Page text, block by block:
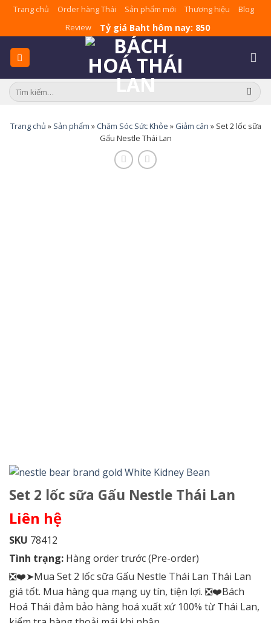
Skip
content
Trang chủ Order hàng Thái Sản phẩm mới Thương hiệu
Blog
Review
Tỷ giá Baht hôm nay: 850
Tìm
kiếm:
Trang chủ » Sản phẩm » Chăm Sóc Sức Khỏe » Giảm cân » Set 2 lốc sữa
Gấu Nestle Thái Lan
Set 2 lốc sữa Gấu Nestle Thái Lan
Liên hệ
SKU 78412
Tình trạng: Hàng order trước (Pre-order)
❎❤️➤Mua Set 2 lốc sữa Gấu Nestle Thái Lan Thái Lan
giá tốt. Mua hàng qua mạng uy tín, tiện lợi. ❎❤️Bách
Hoá Thái đảm bảo hàng hoá xuất xứ 100% từ Thái Lan,